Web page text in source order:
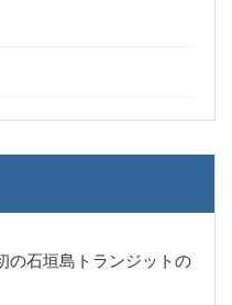
の石垣島トランジットの